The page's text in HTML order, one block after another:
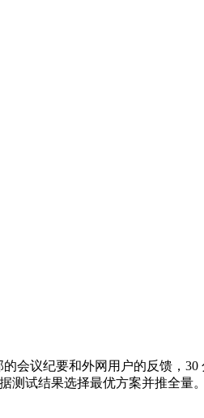
议纪要和外网用户的反馈，
测试结果选择最优方案并推全量。